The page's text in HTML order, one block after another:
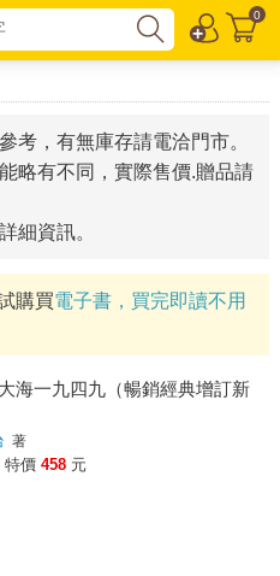
0
考，有無庫存請電洽門市。
略有不同，實際售價.贈品請
細資訊。
購買電子書，買完即讀不用
海一九四九（暢銷經典增訂新
著
特價 458 元